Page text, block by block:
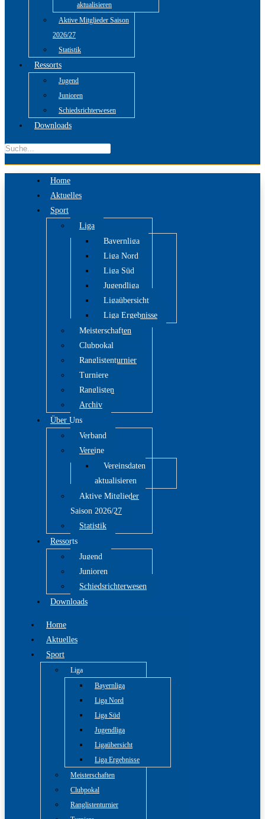
aktualisieren
Aktive Mitglieder Saison
2026/27
Statistik
Ressorts
Jugend
Junioren
Schiedsrichterwesen
Downloads
Home
Aktuelles
Sport
Liga
Bayernliga
Liga Nord
Liga Süd
Jugendliga
Ligaübersicht
Liga Ergebnisse
Meisterschaften
Clubpokal
Ranglistenturnier
Turniere
Ranglisten
Archiv
Über Uns
Verband
Vereine
Vereinsdaten
aktualisieren
Aktive Mitglieder
Saison 2026/27
Statistik
Ressorts
Jugend
Junioren
Schiedsrichterwesen
Downloads
Home
Aktuelles
Sport
Liga
Bayernliga
Liga Nord
Liga Süd
Jugendliga
Ligaübersicht
Liga Ergebnisse
Meisterschaften
Clubpokal
Ranglistenturnier